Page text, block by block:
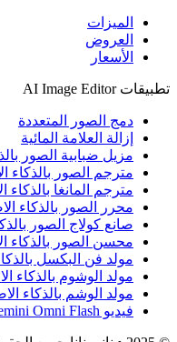
الميزات
العروض
الأسعار
تطبيقات AI Image Editor
دمج الصور المتعددة
إزالة العلامة المائية
مزيل ضبابية الصور
مترجم الصور بالذكاء
مترجم المانغا
محرر الصور بالذكاء
صانع كولاج الصور
محسن الصور بالذكاء
مولد فن البكسل
مولد الوشوم بالذكاء
مولد الوشم بالذكاء
فيديو Gemini Omni Flash